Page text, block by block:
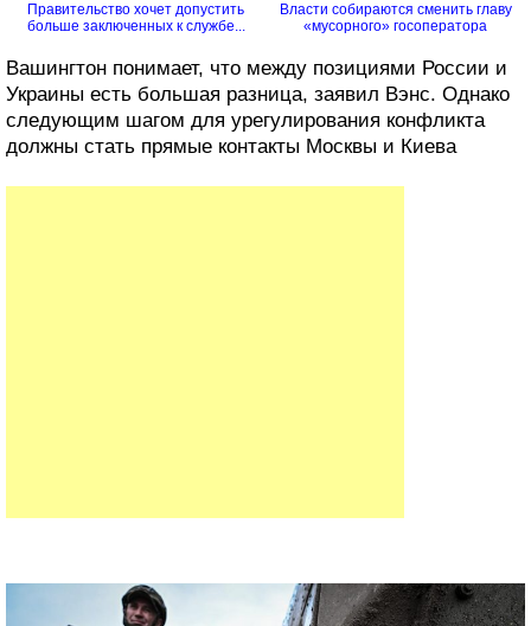
Правительство хочет допустить
больше заключенных к службе...
Власти собираются cменить главу
«мусорного» госоператора
Вашингтон понимает, что между позициями России и
Украины есть большая разница, заявил Вэнс. Однако
следующим шагом для урегулирования конфликта
должны стать прямые контакты Москвы и Киева